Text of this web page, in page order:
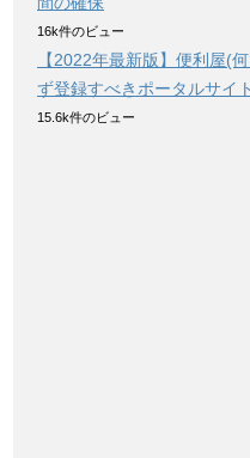
16k件のビュー
【2022年最新版】便利屋(
ず登録すべきポータルサイ
15.6k件のビュー